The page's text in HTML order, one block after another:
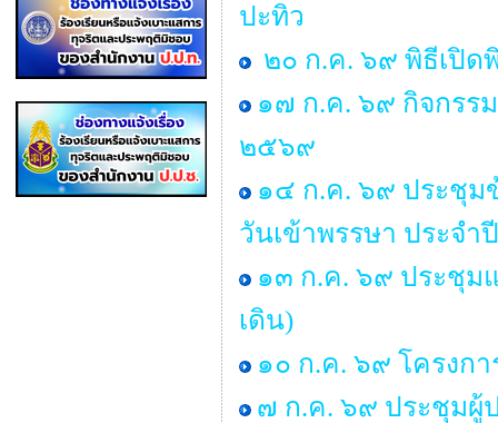
ปะทิว
๒๐ ก.ค. ๖๙ พิธีเปิ
๑๗ ก.ค. ๖๙ กิจกรร
๒๕๖๙
๑๔ ก.ค. ๖๙ ประชุม
วันเข้าพรรษา ประจ
๑๓ ก.ค. ๖๙ ประชุ
เดิน)
๑๐ ก.ค. ๖๙ โครงก
๗ ก.ค. ๖๙ ประชุมผู้